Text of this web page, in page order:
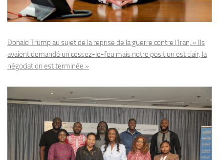
Donald Trump au sujet de la reprise de la guerre contre l’Iran, « Ils
avaient demandé un cessez-le-feu mais notre position est clair, la
négociation est terminée »